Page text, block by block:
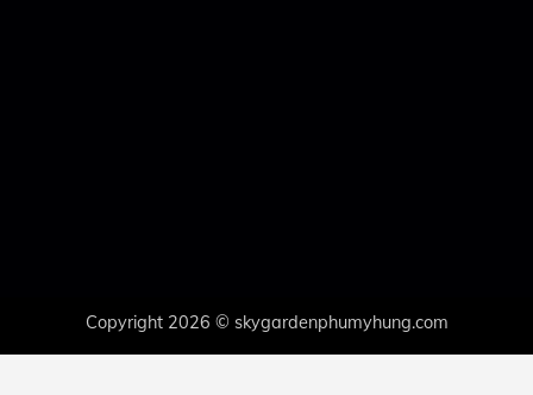
Copyright 2026 © skygardenphumyhung.com